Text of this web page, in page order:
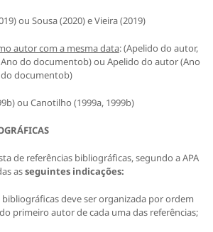
ou Sousa (2020) e Vieira (2019)
autor com a mesma data: (Apelido do autor,
do documentob) ou Apelido do autor (Ano
documentob)
ou Canotilho (1999a, 1999b)
de referências bibliográficas, segundo a APA
asseguintes indicações:
bibliográficas deve ser organizada por ordem
primeiro autor de cada uma das referências;